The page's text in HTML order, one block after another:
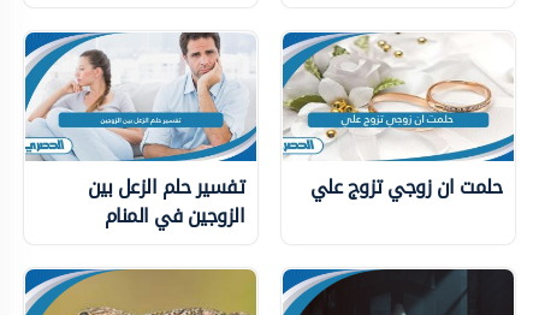
حلمت ان زوجي تزوج علي تفسير حلم الزعل بين
الزوجين في المنام